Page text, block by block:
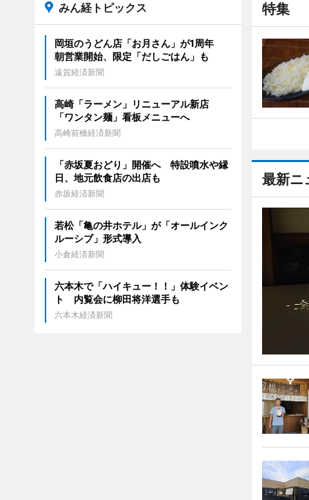
特集
最新ニ
みん経トピックス
岡垣のうどん店「お月さん」が1周年
朝営業開始、限定「だしごはん」も
遠賀経済新聞
高崎「ラーメン」リニューアル新店
「ワンタン麺」看板メニューへ
高崎前橋経済新聞
「赤坂夏おどり」開催へ 特設噴水や縁
日、地元飲食店の出店も
赤坂経済新聞
若松「亀の井ホテル」が「オールインク
ルーシブ」形式導入
小倉経済新聞
六本木で「ハイキュー！！」体験イベン
ト 内覧会に柳田将洋選手も
六本木経済新聞